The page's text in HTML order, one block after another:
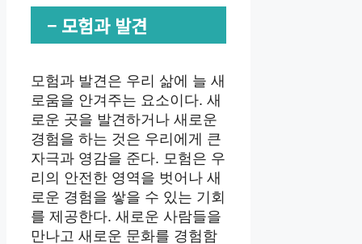
– 모험과 발견
모험과 발견은 우리 삶에 늘 새
로움을 안겨주는 요소이다. 새
로운 곳을 발견하거나 새로운
경험을 하는 것은 우리에게 큰
자극과 영감을 준다. 모험은 우
리의 안전한 영역을 벗어나 새
로운 경험을 쌓을 수 있는 기회
를 제공한다. 새로운 사람들을
만나고 새로운 문화를 경험함